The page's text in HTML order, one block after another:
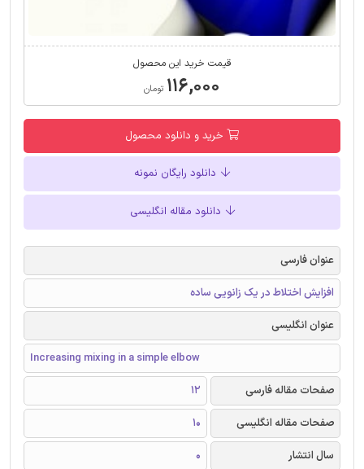
قیمت خرید این محصول
۱۱۶,۰۰۰ تومان
خرید و دانلود محصول
دانلود رایگان نمونه
دانلود مقاله انگلیسی
عنوان فارسی
افزایش اختلاط در یک زانویی ساده
عنوان انگلیسی
Increasing mixing in a simple elbow
صفحات مقاله فارسی
12
صفحات مقاله انگلیسی
10
سال انتشار
0